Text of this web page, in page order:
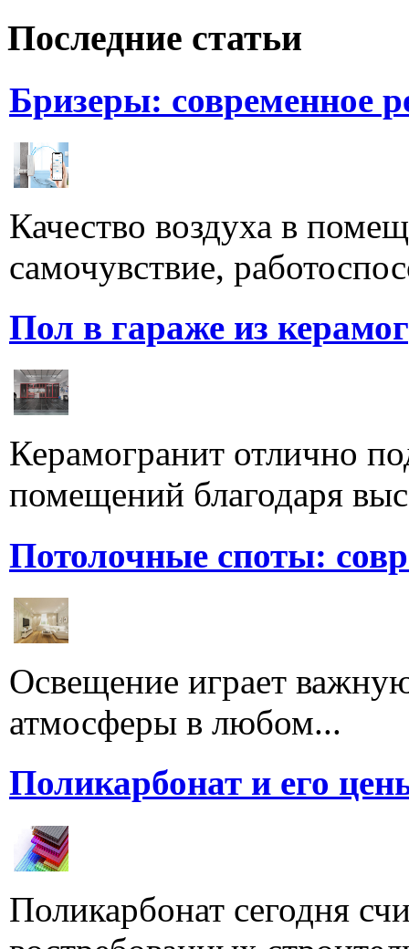
Последние статьи
Бризеры: современное
Качество воздуха в
самочувствие,
Пол в гараже из
Керамогранит отлично
помещений благодаря
Потолочные споты:
Освещение играет
атмосферы в любом...
Поликарбонат и его
Поликарбонат сегодня